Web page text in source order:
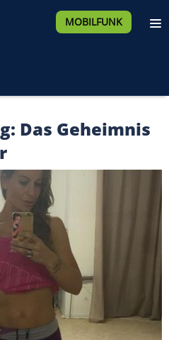
MOBILFUNK
Das Geheimnis